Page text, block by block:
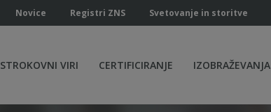
Novice Registri ZNS Svetovanje in storitve
STROKOVNI VIRI CERTIFICIRANJE IZOBRAŽEVANJA